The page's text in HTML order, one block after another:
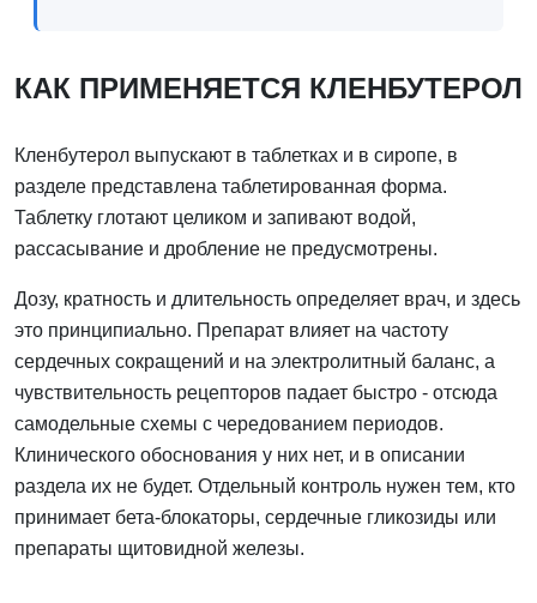
КАК ПРИМЕНЯЕТСЯ КЛЕНБУТЕРОЛ
Кленбутерол выпускают в таблетках и в сиропе, в
разделе представлена таблетированная форма.
Таблетку глотают целиком и запивают водой,
рассасывание и дробление не предусмотрены.
Дозу, кратность и длительность определяет врач, и здесь
это принципиально. Препарат влияет на частоту
сердечных сокращений и на электролитный баланс, а
чувствительность рецепторов падает быстро - отсюда
самодельные схемы с чередованием периодов.
Клинического обоснования у них нет, и в описании
раздела их не будет. Отдельный контроль нужен тем, кто
принимает бета-блокаторы, сердечные гликозиды или
препараты щитовидной железы.